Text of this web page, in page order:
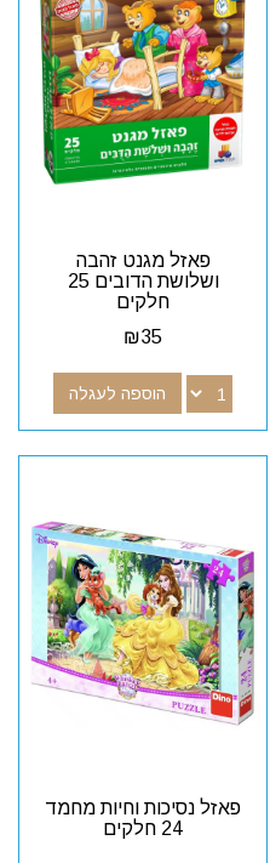
פאזל מגנט זהבה
ושלושת הדובים 25
חלקים
₪35
הוספה לעגלה
פאזל נסיכות וחיות מחמד
24 חלקים